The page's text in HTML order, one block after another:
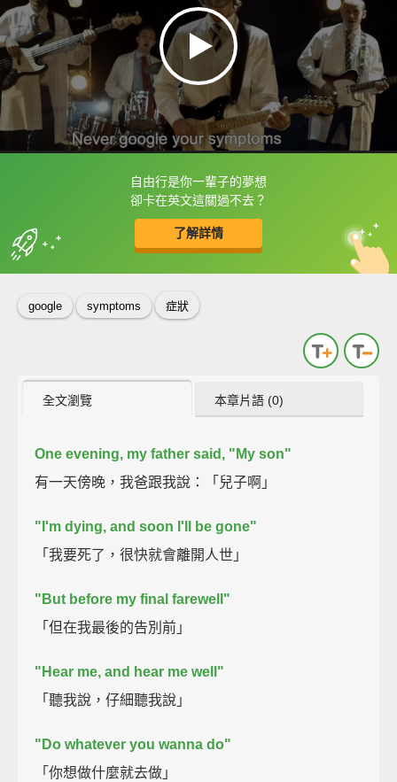
自由行是你一輩子的夢想
卻卡在英文這關過不去？
了解詳情
框選或點兩下字幕可以直接查字典喔！
收錄佳句 中
英
google symptoms 症狀
全文瀏覽 本章片語 (0)
One evening, my father said, "My son"
有一天傍晚，我爸跟我說：「兒子啊」
"I'm dying, and soon I'll be gone"
「我要死了，很快就會離開人世」
"But before my final farewell"
「但在我最後的告別前」
"Hear me, and hear me well"
「聽我說，仔細聽我說」
"Do whatever you wanna do"
「你想做什麼就去做」